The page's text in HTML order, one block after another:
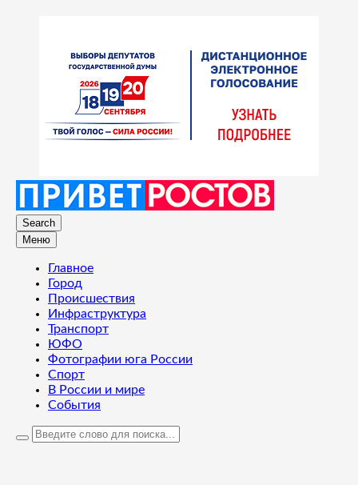
Search
Меню
Главное
Город
Происшествия
Инфраструктура
Транспорт
ЮФО
Фотографии юга России
Спорт
В России и мире
События